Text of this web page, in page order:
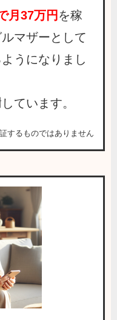
月37万円 を稼
マザーとして
うになりまし
ています。
するものではありません